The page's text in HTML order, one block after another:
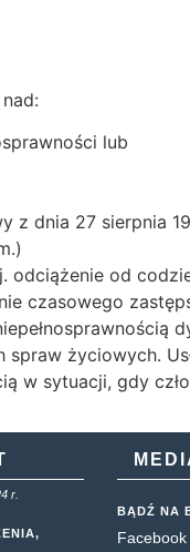
lub
z dnia 27 sierpnia
odciążenie od
czasowego
życiowych.
w sytuacji, gdy
r.
BĄDŹ NA